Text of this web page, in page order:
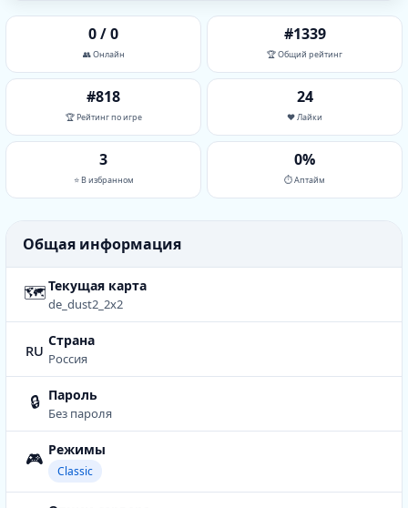
0 / 0
👥 Онлайн
#1339
🏆 Общий рейтинг
#818
🏆 Рейтинг по игре
24
❤️ Лайки
3
⭐ В избранном
0%
⏱ Аптайм
Общая информация
🗺Текущая карта
de_dust2_2x2
ru Страна
Россия
🔒 Пароль
Без пароля
🎮 Режимы
Classic